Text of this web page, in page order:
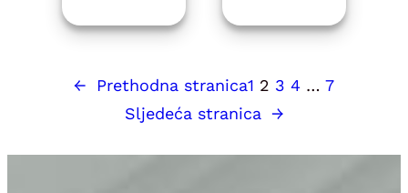
← Prethodna stranica1 2 3 4 … 7
Sljedeća stranica →